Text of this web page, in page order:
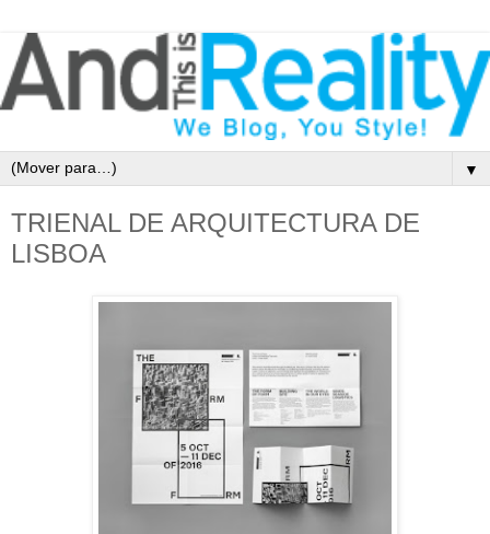
▼
TRIENAL DE ARQUITECTURA DE
LISBOA